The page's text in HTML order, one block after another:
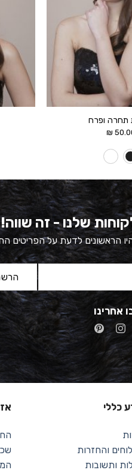
תחרה ופרח
₪
שלנו - זה שווה!
הראשונים לדעת על הפריטים
אחרינו
כללי
והחזרות
ותשובות